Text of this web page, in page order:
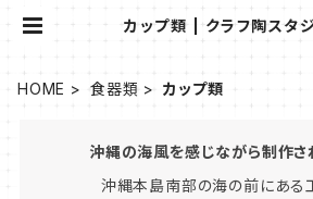
カップ類 | クラフ陶スタ
HOME 食器類 カップ類
沖縄の海風を感じながら制作さ
沖縄本島南部の海の前にある